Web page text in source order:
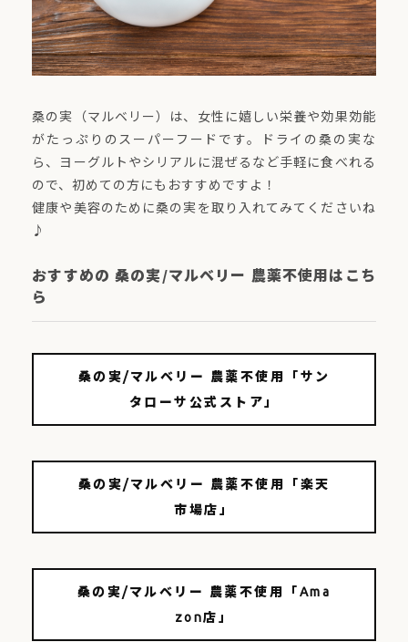
桑の実（マルベリー）は、女性に嬉しい栄養や効果効能
がたっぷりのスーパーフードです。ドライの桑の実な
ら、ヨーグルトやシリアルに混ぜるなど手軽に食べれる
ので、初めての方にもおすすめですよ！
健康や美容のために桑の実を取り入れてみてくださいね
♪
おすすめの 桑の実/マルベリー 農薬不使用はこち
ら
桑の実/マルベリー 農薬不使用「サン
タローサ公式ストア」
桑の実/マルベリー 農薬不使用「楽天
市場店」
桑の実/マルベリー 農薬不使用「Ama
zon店」